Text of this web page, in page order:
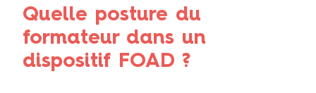
Quelle posture du
formateur dans un
dispositif FOAD ?